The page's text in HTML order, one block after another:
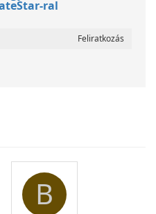
ral
B